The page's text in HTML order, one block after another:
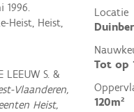
Locatie
Tot op
120m²
1996.
Heist, Heist,
LEEUW S. &
Vlaanderen,
Heist,